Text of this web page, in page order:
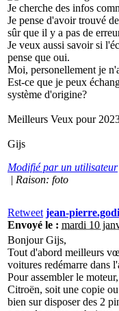
Je cherche des infos
Je pense d'avoir trouvé
sûr que il y a pas de
Je veux aussi savoir si
pense que oui.
Moi, personellement je
Est-ce que je peux
système d'origine?
Meilleurs Veux pour
Gijs
Modifié par un utilisateur
| Raison: foto
Retweet jean-
Envoyé le : mardi 10
Bonjour Gijs,
Tout d'abord meilleurs
voitures redémarre dans
Pour assembler le
Citroën, soit une copie
bien sur disposer des 2